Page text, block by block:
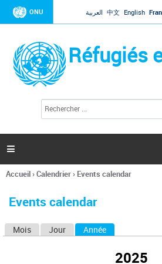
Jump to navigation
ONU العربية 中文 English
Réfugiés
l
c
h
e

Vous
ici
Accueil›Calendrier› Events calendar
Events calendar
Mois Jour Année
2025